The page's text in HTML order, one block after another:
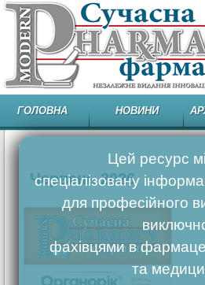
ГОЛОВНА НОВИНИ
Червень 2026
Цей ресурс
спеціалізовану
для професійного
фахівцями в
та